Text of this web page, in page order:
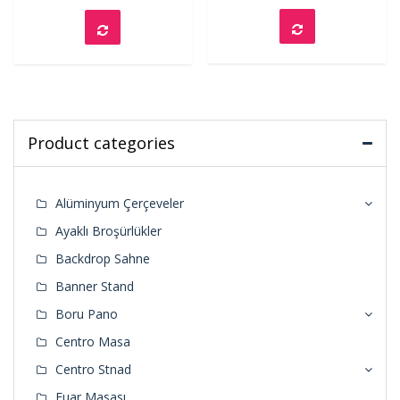
Product categories
Alüminyum Çerçeveler
Ayaklı Broşürlükler
Backdrop Sahne
Banner Stand
Boru Pano
Centro Masa
Centro Stnad